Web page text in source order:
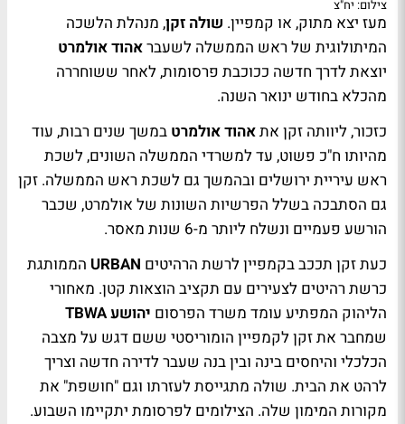
צילום: יח"צ
מעז יצא מתוק, או קמפיין. שולה זקן, מנהלת הלשכה
המיתולוגית של ראש הממשלה לשעבראהוד אולמרט
יוצאת לדרך חדשה ככוכבת פרסומות, לאחר ששוחררה
מהכלא בחודש ינואר השנה.
כזכור, ליוותה זקן אתאהוד אולמרט במשך שנים רבות, עוד
מהיותו ח"כ פשוט, עד למשרדי הממשלה השונים, לשכת
ראש עיריית ירושלים ובהמשך גם לשכת ראש הממשלה. זקן
גם הסתבכה בשלל הפרשיות השונות של אולמרט, שכבר
הורשע פעמיים ונשלח ליותר מ-6 שנות מאסר.
כעת זקן תככב בקמפיין לרשת הרהיטים URBAN הממותגת
כרשת רהיטים לצעירים עם תקציב הוצאות קטן. מאחורי
הליהוק המפתיע עומד משרד הפרסום יהושע TBWA
שמחבר את זקן לקמפיין הומוריסטי ששם דגש על מצבה
הכלכלי והיחסים בינה ובין בנה שעבר לדירה חדשה וצריך
לרהט את הבית. שולה מתגייסת לעזרתו וגם "חושפת" את
מקורות המימון שלה. הצילומים לפרסומת יתקיימו השבוע.